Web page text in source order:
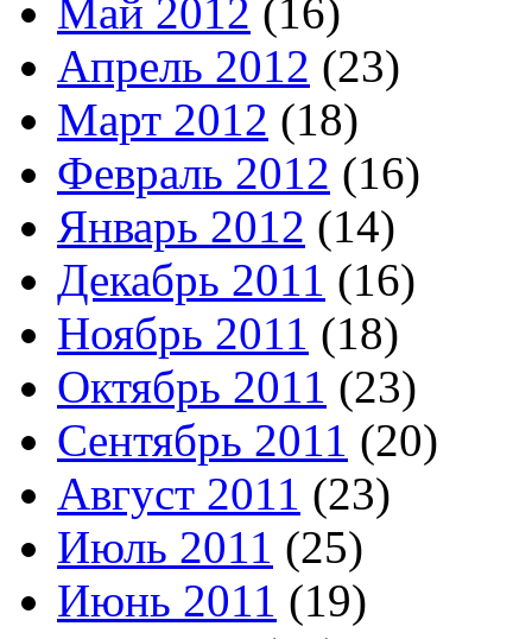
Май 2012 (16)
Апрель 2012 (23)
Март 2012 (18)
Февраль 2012 (16)
Январь 2012 (14)
Декабрь 2011 (16)
Ноябрь 2011 (18)
Октябрь 2011 (23)
Сентябрь 2011 (20)
Август 2011 (23)
Июль 2011 (25)
Июнь 2011 (19)